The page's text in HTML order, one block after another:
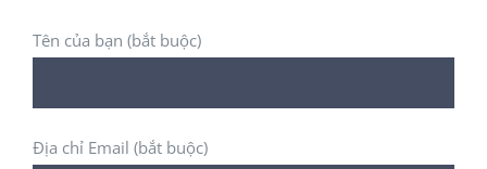
Tên của bạn (bắt buộc)
Địa chỉ Email (bắt buộc)